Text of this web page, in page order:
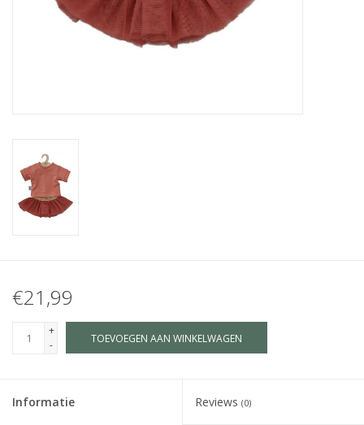
Merken
€21,99
+
-
TOEVOEGEN AAN WINKELWAGEN
Informatie Reviews (0)